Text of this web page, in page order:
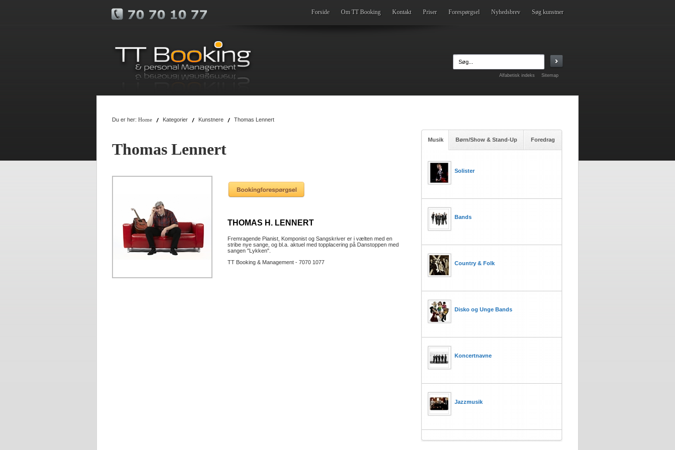
Forside Om TT Booking Kontakt Priser Forespørgsel Nyhedsbrev Søg kunstner
Alfabetisk indeks Sitemap
Du er her: Home Kategorier Kunstnere Thomas Lennert
Thomas Lennert
THOMAS H. LENNERT
Fremragende Pianist, Komponist og Sangskriver er i vælten med en
stribe nye sange, og bl.a. aktuel med topplacering på Danstoppen med
sangen "Lykken".
TT Booking & Management - 7070 1077
Musik Børn/Show & Stand-Up Foredrag
Solister
Bands
Country & Folk
Disko og Unge Bands
Koncertnavne
Jazzmusik